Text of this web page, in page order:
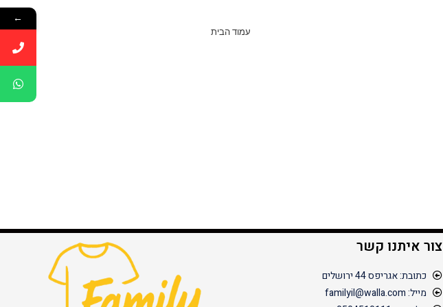
עמוד הבית
צור איתנו קשר
כתובת: אגריפס 44 ירושלים
מייל: familyil@walla.com
←